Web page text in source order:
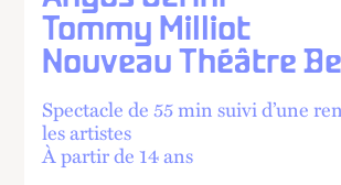
Tommy Milliot
Nouveau Théâtre
Spectacle de 55 min suivi d’une
les artistes
À partir de 14 ans